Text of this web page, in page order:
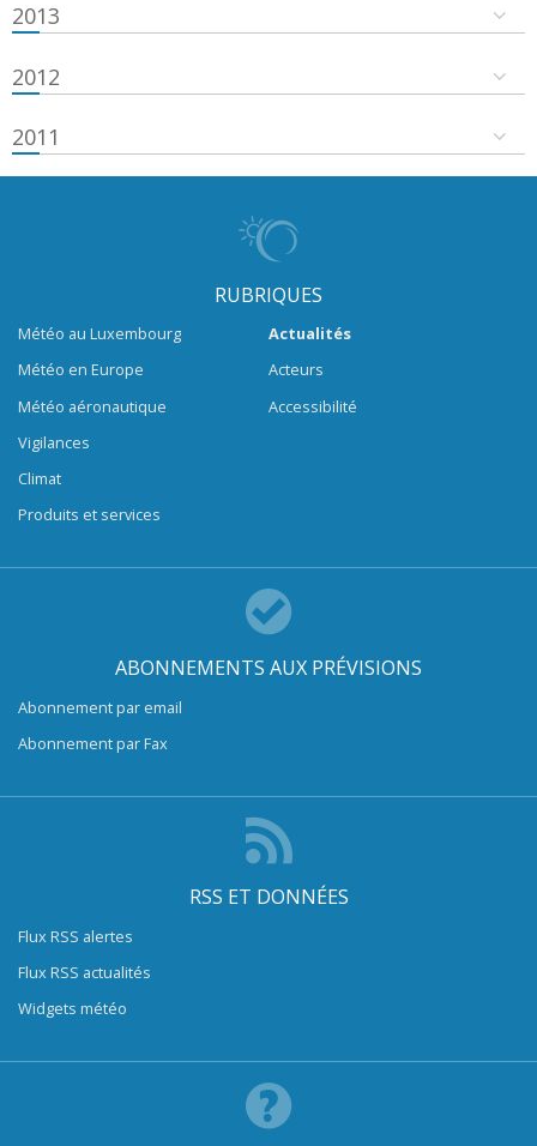
2013
2012
2011
RUBRIQUES
Météo au Luxembourg
Météo en Europe
Météo aéronautique
Vigilances
Climat
Produits et services
Actualités
Acteurs
Accessibilité
ABONNEMENTS AUX PRÉVISIONS
Abonnement par email
Abonnement par Fax
RSS ET DONNÉES
Flux RSS alertes
Flux RSS actualités
Widgets météo